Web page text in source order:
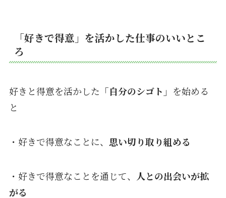
「好きで得意」を活かした仕事のいいとこ
ろ
好きと得意を活かした 「自分のシゴト」 を始める
と
・好きで得意なことに、 思い切り取り組める
・好きで得意なことを通じて、
人との出会いが拡
がる